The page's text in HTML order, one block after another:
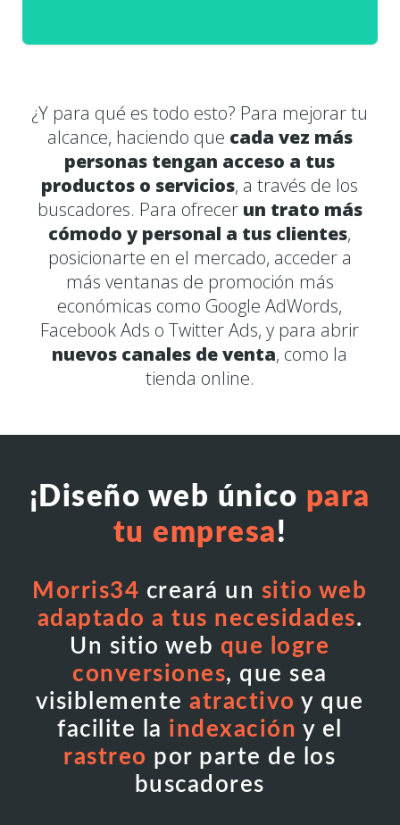
¿Y para qué es todo esto? Para mejorar tu
alcance, haciendo que cada vez más
personas tengan acceso a tus
productos o servicios, a través de los
buscadores. Para ofrecer un trato más
cómodo y personal a tus clientes,
posicionarte en el mercado, acceder a
más ventanas de promoción más
económicas como Google AdWords,
Facebook Ads o Twitter Ads, y para abrir
nuevos canales de venta, como la
tienda online.
¡Diseño web único para
tu empresa!
Morris34 creará un sitio web
adaptado a tus necesidades.
Un sitio web que logre
conversiones, que sea
visiblementeatractivo y que
facilite la indexación y el
rastreo por parte de los
buscadores